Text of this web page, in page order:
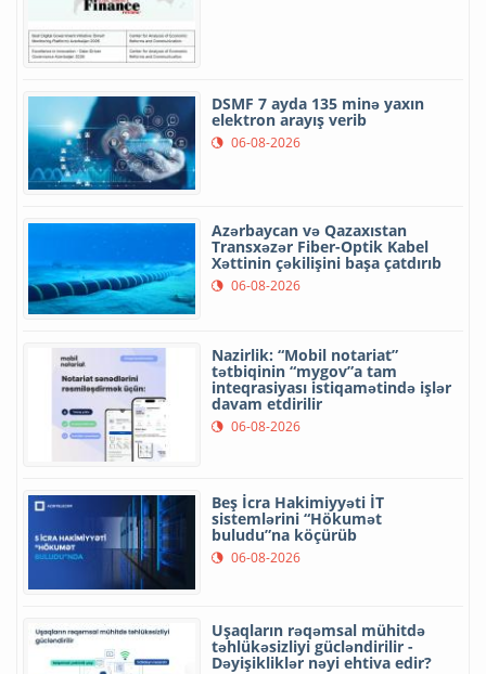
DSMF 7 ayda 135 minə yaxın
elektron arayış verib
06-08-2026
Azərbaycan və Qazaxıstan
Transxəzər Fiber-Optik Kabel
Xəttinin çəkilişini başa çatdırıb
06-08-2026
Nazirlik: “Mobil notariat”
tətbiqinin “mygov”a tam
inteqrasiyası istiqamətində işlər
davam etdirilir
06-08-2026
Beş İcra Hakimiyyəti İT
sistemlərini “Hökumət
buludu”na köçürüb
06-08-2026
Uşaqların rəqəmsal mühitdə
təhlükəsizliyi gücləndirilir -
Dəyişikliklər nəyi ehtiva edir?